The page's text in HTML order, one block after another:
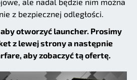
z bezpiecznej odległości.
otworzyć launcher. Prosimy
z lewej strony a następnie
aby zobaczyć tą ofertę.